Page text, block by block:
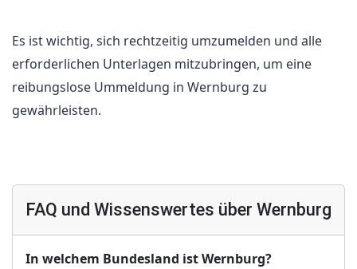
Es ist wichtig, sich rechtzeitig umzumelden und alle
erforderlichen Unterlagen mitzubringen, um eine
reibungslose Ummeldung in Wernburg zu
gewährleisten.
FAQ und Wissenswertes über Wernburg
In welchem Bundesland ist Wernburg?